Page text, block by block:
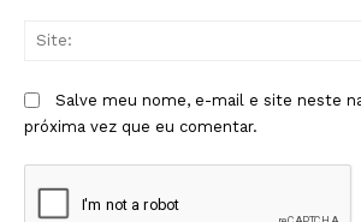
Salve meu nome, e-mail e site neste
próxima vez que eu comentar.